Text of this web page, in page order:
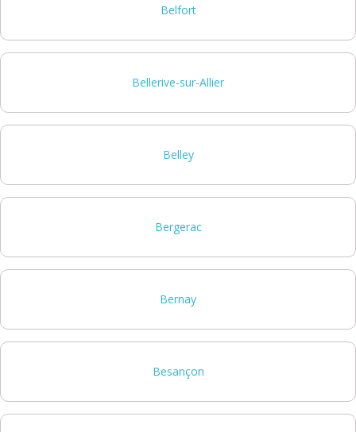
Belfort
Bellerive-sur-Allier
Belley
Bergerac
Bernay
Besançon